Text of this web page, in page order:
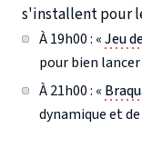
s'installent pour
À 19h00 : «Jeu
pour bien
À 21h00 : «
dynamique et